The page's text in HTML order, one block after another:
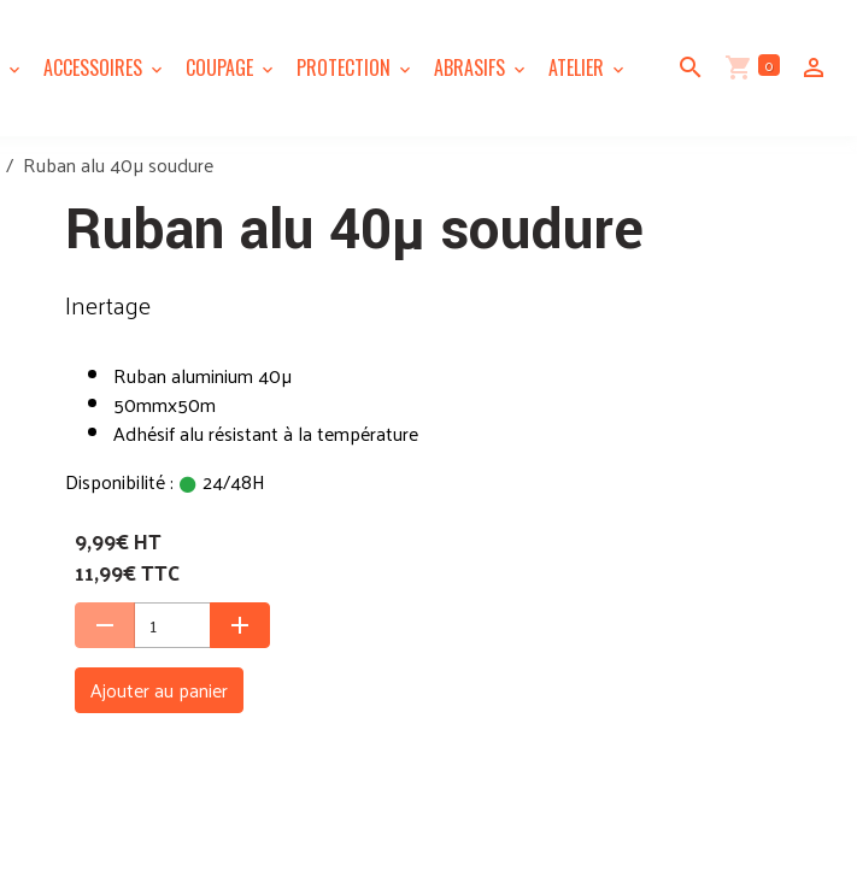
ACCESSOIRES COUPAGE PROTECTION ABRASIFS ATELIER 0
Ruban alu 40µ soudure
Ruban alu 40µ soudure
Inertage
Ruban aluminium 40µ
50mmx50m
Adhésif alu résistant à la température
Disponibilité :
24/48H
9,99€ HT
11,99€ TTC
Ajouter au panier